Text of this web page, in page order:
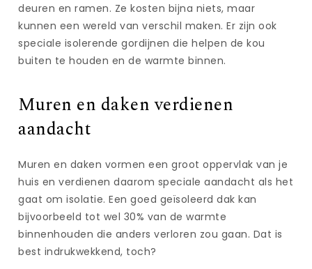
deuren en ramen. Ze kosten bijna niets, maar
kunnen een wereld van verschil maken. Er zijn ook
speciale isolerende gordijnen die helpen de kou
buiten te houden en de warmte binnen.
Muren en daken verdienen
aandacht
Muren en daken vormen een groot oppervlak van je
huis en verdienen daarom speciale aandacht als het
gaat om isolatie. Een goed geïsoleerd dak kan
bijvoorbeeld tot wel 30% van de warmte
binnenhouden die anders verloren zou gaan. Dat is
best indrukwekkend, toch?